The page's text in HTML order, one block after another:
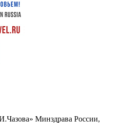
Минздрава России,